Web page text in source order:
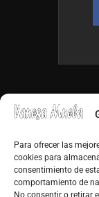
Para ofrecer las
cookies para
consentimiento de
comportamiento de
No consentir o retirar